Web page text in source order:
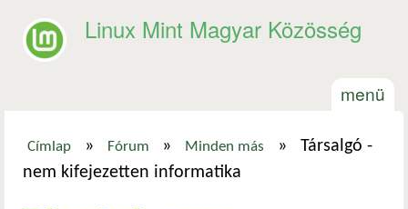
Linux Mint Magyar Közösség
menü
Jelenlegi hely
Címlap » Fórum » Minden más »
Társalgó -
nem kifejezetten informatika